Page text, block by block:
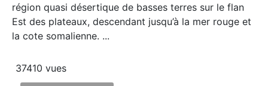
région quasi désertique de basses terres sur le flan
Est des plateaux, descendant jusqu’à la mer rouge et
la cote somalienne. ...
37410 vues